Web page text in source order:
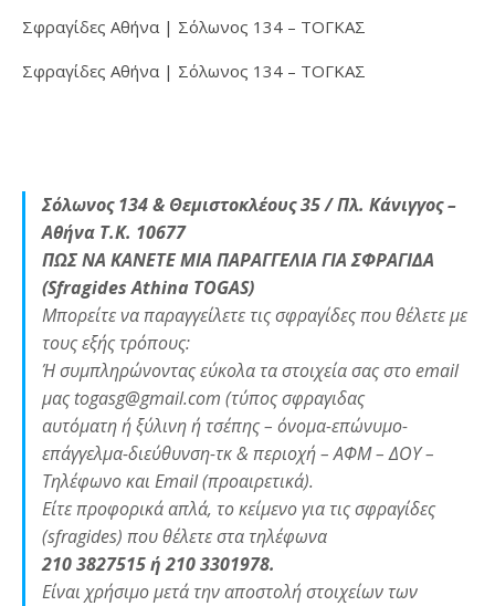
Σφραγίδες Αθήνα | Σόλωνος 134 – ΤΟΓΚΑΣ
Σφραγίδες Αθήνα | Σόλωνος 134 – ΤΟΓΚΑΣ
Σόλωνος 134 & Θεμιστοκλέους 35 / Πλ. Κάνιγγος –
Αθήνα Τ.Κ. 10677
ΠΩΣ ΝΑ ΚΑΝΕΤΕ ΜΙΑ ΠΑΡΑΓΓΕΛΙΑ ΓΙΑ ΣΦΡΑΓΙΔΑ
(Sfragides Athina TOGAS)
Μπορείτε να παραγγείλετε τις σφραγίδες που θέλετε με
τους εξής τρόπους:
Ή συμπληρώνοντας εύκολα τα στοιχεία σας στο email
μας togasg@gmail.com (τύπος σφραγιδας
αυτόματη ή ξύλινη ή τσέπης – όνομα-επώνυμο-
επάγγελμα-διεύθυνση-τκ & περιοχή – ΑΦΜ – ΔΟΥ –
Τηλέφωνο και Email (προαιρετικά).
Είτε προφορικά απλά, το κείμενο για τις σφραγίδες
(sfragides) που θέλετε στα τηλέφωνα
210 3827515 ή 210 3301978.
Είναι χρήσιμο μετά την αποστολή στοιχείων των